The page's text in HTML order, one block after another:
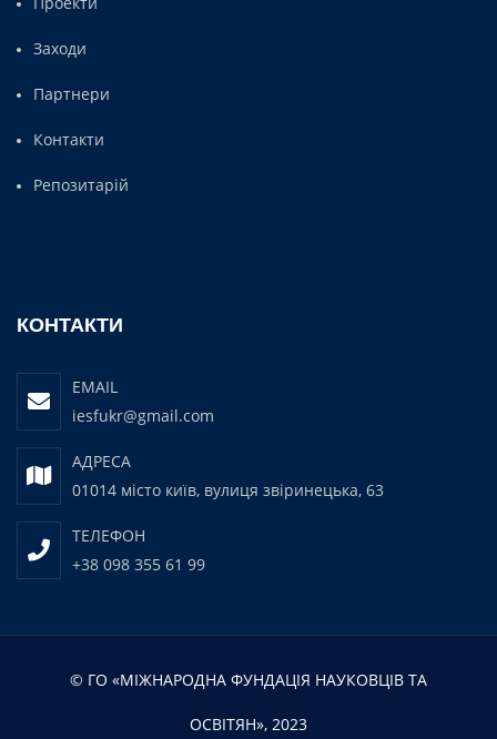
Заходи
Партнери
Контакти
Репозитарій
КОНТАКТИ
EMAIL
iesfukr@gmail.com
АДРЕСА
01014 місто київ, вулиця звіринецька, 63
ТЕЛЕФОН
+38 098 355 61 99
© ГО «МІЖНАРОДНА ФУНДАЦІЯ НАУКОВЦІВ ТА
ОСВІТЯН», 2023